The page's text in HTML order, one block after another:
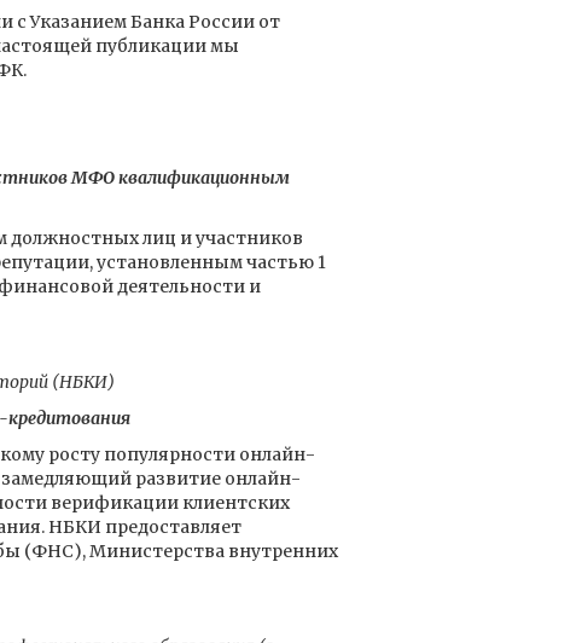
с Указанием Банка России от
публикации мы
МФО квалификационным
должностных лиц и участников
установленным частью 1
деятельности и
(НБКИ)
кредитования
росту популярности oнлайн-
развитие онлайн-
верификации клиентских
НБКИ предоставляет
(ФНС), Министерства внутренних